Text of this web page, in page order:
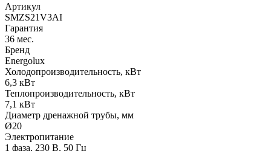
Артикул
SMZS21V3AI
Гарантия
36 мес.
Бренд
Energolux
Холодопроизводительность, кВт
6,3 кВт
Теплопроизводительность, кВт
7,1 кВт
Диаметр дренажной трубы, мм
Ø20
Электропитание
1 фаза, 230 В, 50 Гц